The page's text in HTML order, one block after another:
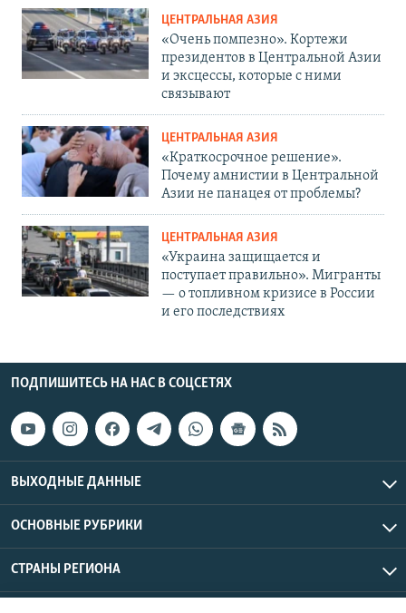
ЦЕНТРАЛЬНАЯ АЗИЯ
«Очень помпезно». Кортежи
президентов в Центральной Азии
и эксцессы, которые с ними
связывают
ЦЕНТРАЛЬНАЯ АЗИЯ
«Краткосрочное решение».
Почему амнистии в Центральной
Азии не панацея от проблемы?
ЦЕНТРАЛЬНАЯ АЗИЯ
«Украина защищается и
поступает правильно». Мигранты
— о топливном кризисе в России
и его последствиях
ПОДПИШИТЕСЬ НА НАС В СОЦСЕТЯХ
ВЫХОДНЫЕ ДАННЫЕ
ОСНОВНЫЕ РУБРИКИ
СТРАНЫ РЕГИОНА